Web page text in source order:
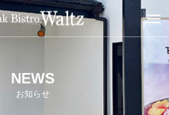
NEWS
お知らせ